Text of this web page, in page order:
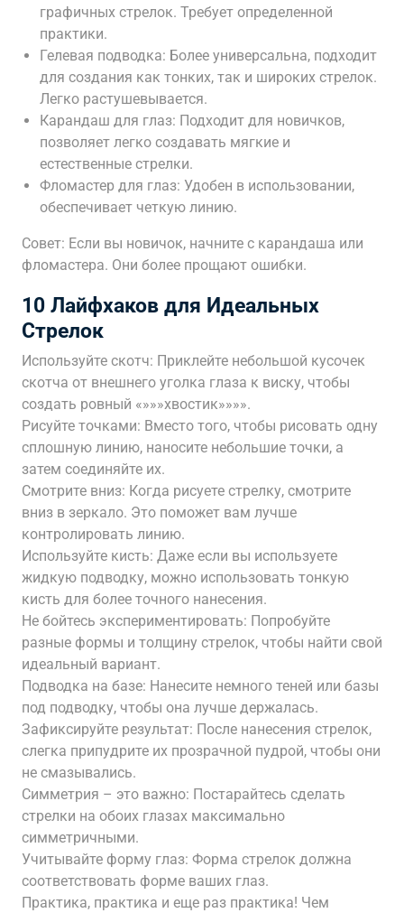
графичных стрелок. Требует определенной
практики.
Гелевая подводка: Более универсальна, подходит
для создания как тонких, так и широких стрелок.
Легко растушевывается.
Карандаш для глаз: Подходит для новичков,
позволяет легко создавать мягкие и
естественные стрелки.
Фломастер для глаз: Удобен в использовании,
обеспечивает четкую линию.
Совет: Если вы новичок, начните с карандаша или
фломастера. Они более прощают ошибки.
10 Лайфхаков для Идеальных
Стрелок
Используйте скотч: Приклейте небольшой кусочек
скотча от внешнего уголка глаза к виску, чтобы
создать ровный «»»»хвостик»»»».
Рисуйте точками: Вместо того, чтобы рисовать одну
сплошную линию, наносите небольшие точки, а
затем соединяйте их.
Смотрите вниз: Когда рисуете стрелку, смотрите
вниз в зеркало. Это поможет вам лучше
контролировать линию.
Используйте кисть: Даже если вы используете
жидкую подводку, можно использовать тонкую
кисть для более точного нанесения.
Не бойтесь экспериментировать: Попробуйте
разные формы и толщину стрелок, чтобы найти свой
идеальный вариант.
Подводка на базе: Нанесите немного теней или базы
под подводку, чтобы она лучше держалась.
Зафиксируйте результат: После нанесения стрелок,
слегка припудрите их прозрачной пудрой, чтобы они
не смазывались.
Симметрия – это важно: Постарайтесь сделать
стрелки на обоих глазах максимально
симметричными.
Учитывайте форму глаз: Форма стрелок должна
соответствовать форме ваших глаз.
Практика, практика и еще раз практика! Чем